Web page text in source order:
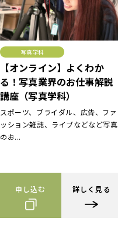
写真学科
【オンライン】よくわか
る！写真業界のお仕事解説
講座（写真学科）
スポーツ、ブライダル、広告、ファ
ッション雑誌、ライブなどなど写真
のお...
申し込む 詳しく見る